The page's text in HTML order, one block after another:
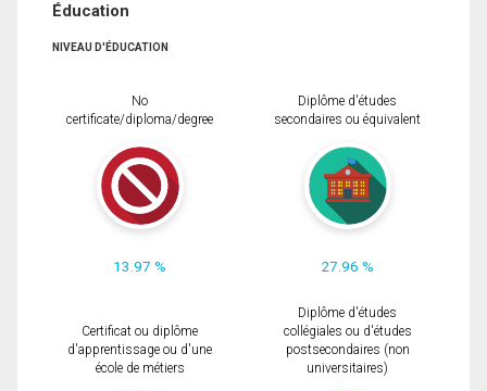
Éducation
NIVEAU D'ÉDUCATION
No
certificate/diploma/degree
13.97 %
Diplôme d'études
secondaires ou équivalent
27.96 %
Certificat ou diplôme
d'apprentissage ou d'une
école de métiers
Diplôme d'études
collégiales ou d'études
postsecondaires (non
universitaires)